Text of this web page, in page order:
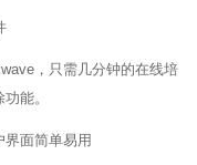
，只需几分钟的在线培
能。
面简单易用